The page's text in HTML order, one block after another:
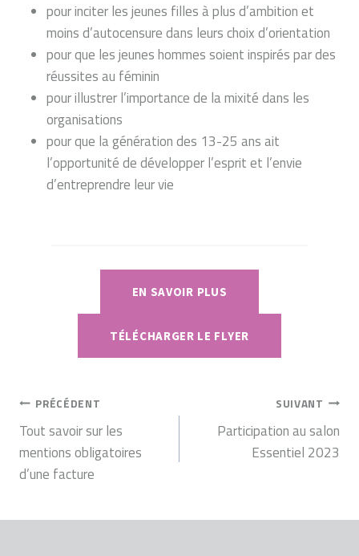
pour inciter les jeunes filles à plus d’ambition et
moins d’autocensure dans leurs choix d’orientation
pour que les jeunes hommes soient inspirés par des
réussites au féminin
pour illustrer l’importance de la mixité dans les
organisations
pour que la génération des 13-25 ans ait
l’opportunité de développer l’esprit et l’envie
d’entreprendre leur vie
EN SAVOIR PLUS
TÉLÉCHARGER LE FLYER
NAVIGATION
DE
L’ARTICLE
PRÉCÉDENT
Tout savoir sur les
mentions obligatoires
d’une facture
SUIVANT
Participation au salon
Essentiel 2023